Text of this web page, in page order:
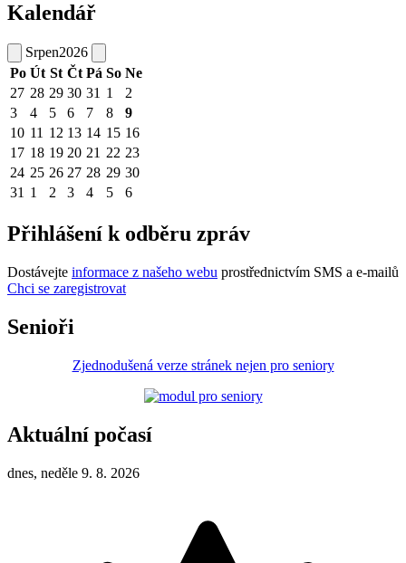
Kalendář
Srpen2026
Po Út St Čt Pá So Ne
27 28 29 30 31 1
2
3
4 5 6 7 8
9
10 11 12 13 14 15 16
17 18 19 20 21 22 23
24 25 26 27 28 29 30
31 1 2 3 4 5 6
Přihlášení k odběru zpráv
Dostávejte informace z našeho webu prostřednictvím SMS a e-mailů
Chci se zaregistrovat
Senioři
Zjednodušená verze stránek nejen pro seniory
Aktuální počasí
dnes, neděle 9. 8. 2026